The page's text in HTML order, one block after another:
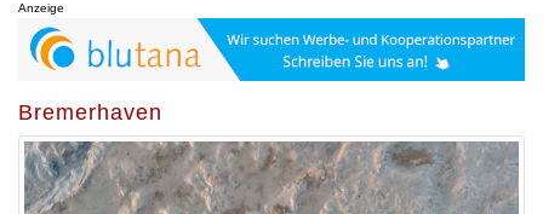
Anzeige
Bremerhaven